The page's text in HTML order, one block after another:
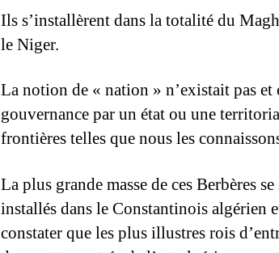
Ils s’installèrent dans la totalité du
le Niger.
La notion de « nation » n’existait pas et
gouvernance par un état ou une
frontières telles que nous les
La plus grande masse de ces Berbères
installés dans le Constantinois algérien
constater que les plus illustres rois